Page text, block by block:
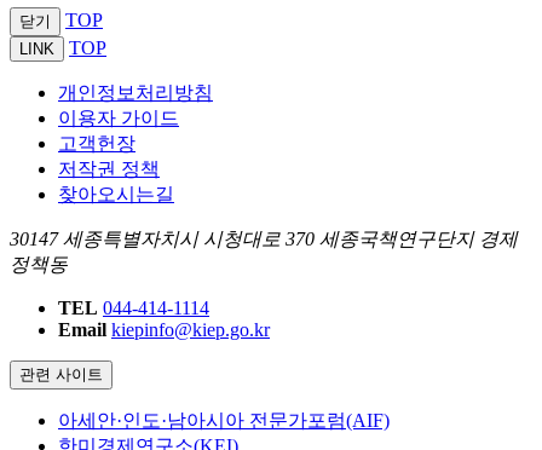
닫기 TOP
LINK TOP
개인정보처리방침
이용자 가이드
고객헌장
저작권 정책
찾아오시는길
30147 세종특별자치시 시청대로 370 세종국책연구단지 경제
정책동
TEL 044-414-1114
Email kiepinfo@kiep.go.kr
관련 사이트
아세안·인도·남아시아 전문가포럼(AIF)